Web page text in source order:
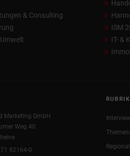
& Consulting
ISM
IT- &
Marketing GmbH
Weg 40
92164-0
Regional